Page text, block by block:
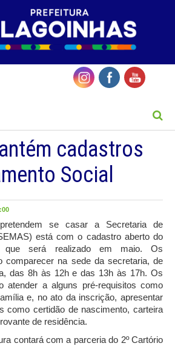
cadastros
Social
se casar a Secretaria de
está com o cadastro aberto do
que será realizado em maio. Os
comparecer na sede da secretaria, de
das 8h às 12h e das 13h às 17h. Os
atender a alguns pré-requisitos como
e, no ato da inscrição, apresentar
como certidão de nascimento, carteira
de residência.
contará com a parceria do 2º Cartório